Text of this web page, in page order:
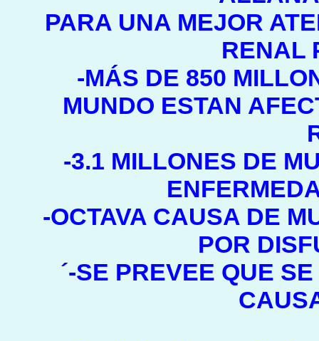
PARA UNA MEJOR
RENAL
-MÁS DE 850
MUNDO ESTAN
-3.1 MILLONES DE
-OCTAVA CAUSA DE
POR
´-SE PREVEE QUE